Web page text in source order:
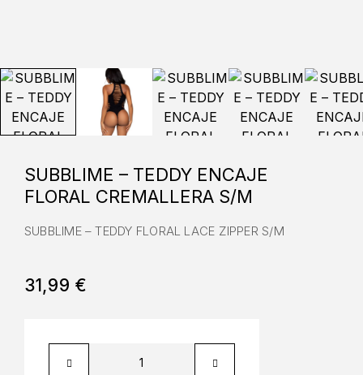
SUBBLIME – TEDDY ENCAJE
FLORAL CREMALLERA S/M
SUBBLIME – TEDDY FLORAL LACE ZIPPER S/M
31,99 €